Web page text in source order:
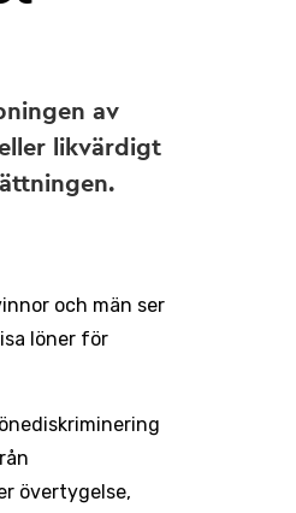
av
likvärdigt
och män ser
löner för
övertygelse,